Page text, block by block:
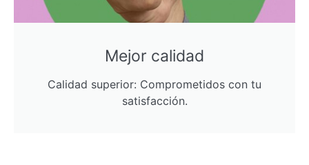
Mejor calidad
Calidad superior: Comprometidos con tu
satisfacción.